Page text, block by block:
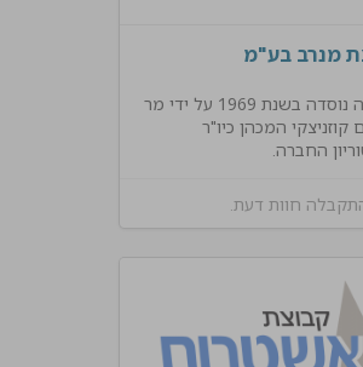
מנרב בע"מ
החברה נוסדה בשנת 1969 על ידי מר
קוזניצקי המכהן כיו"ר
החברה.
חוות דעת.